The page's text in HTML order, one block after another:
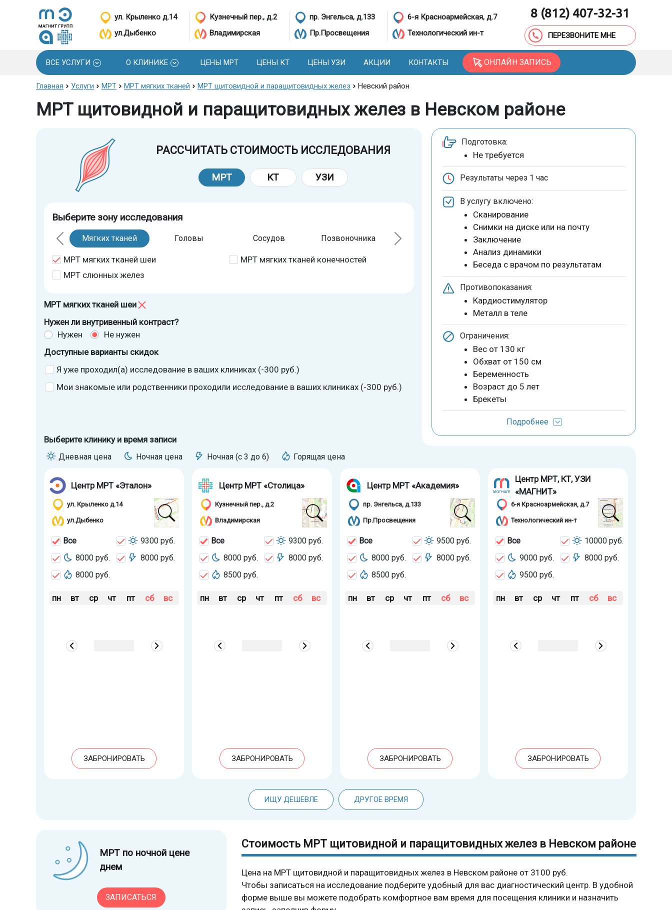
ул. Крыленко д.14
ул.Дыбенко
Кузнечный пер., д.2
Владимирская
пр. Энгельса, д.133
Пр.Просвещения
6-я Красноармейская, д.7
Технологический ин-т
8 (812) 407-32-31
ПЕРЕЗВОНИТЕ МНЕ
ВСЕ УСЛУГИ О КЛИНИКЕ ЦЕНЫ МРТ ЦЕНЫ КТ ЦЕНЫ УЗИ АКЦИИ КОНТАКТЫ ОНЛАЙН ЗАПИСЬ
Главная Услуги МРТ МРТ мягких тканей МРТ щитовидной и паращитовидных желез Невский район
МРТ щитовидной и паращитовидных желез в Невском районе
РАССЧИТАТЬ СТОИМОСТЬ ИССЛЕДОВАНИЯ
МРТ КТ УЗИ
Выберите зону исследования
Мягких тканей Головы Сосудов Позвоночника
МРТ мягких тканей шеи
МРТ мягких тканей конечностей
МРТ слюнных желез
МРТ мягких тканей шеи
Нужен ли внутривенный контраст?
Нужен
Не нужен
Доступные варианты скидок
Я уже проходил(а) исследование в ваших клиниках (-300 руб.)
Мои знакомые или родственники проходили исследование в ваших клиниках (-300 руб.)
Выберите клинику и время записи
Подготовка:
Не требуется
Результаты через 1 час
В услугу включено:
Сканирование
Снимки на диске или на почту
Заключение
Анализ динамики
Беседа с врачом по результатам
Противопоказания:
Кардиостимулятор
Металл в теле
Ограничения:
Вес от 130 кг
Обхват от 150 см
Беременность
Возраст до 5 лет
Брекеты
Подробнее
Дневная цена Ночная цена Ночная (с 3 до 6) Горящая цена
Центр МРТ «Эталон»
ул. Крыленко д.14
ул.Дыбенко
Все
9300 руб.
8000 руб.
8000 руб.
8000 руб.
пн вт ср чт пт сб вс
ЗАБРОНИРОВАТЬ
Центр МРТ «Столица»
Кузнечный пер., д.2
Владимирская
Все
9300 руб.
8000 руб.
8000 руб.
8500 руб.
пн вт ср чт пт сб вс
ЗАБРОНИРОВАТЬ
Центр МРТ «Академия»
пр. Энгельса, д.133
Пр.Просвещения
Все
9500 руб.
8000 руб.
8000 руб.
8500 руб.
пн вт ср чт пт сб вс
ЗАБРОНИРОВАТЬ
Центр МРТ, КТ, УЗИ
«МАГНИТ»
6-я Красноармейская, д.7
Технологический ин-т
Все
10000 руб.
9000 руб.
8000 руб.
9500 руб.
пн вт ср чт пт сб вс
ЗАБРОНИРОВАТЬ
ИЩУ ДЕШЕВЛЕ ДРУГОЕ ВРЕМЯ
МРТ по ночной цене
днем
ЗАПИСАТЬСЯ
Стоимость МРТ щитовидной и паращитовидных желез в Невском районе
Цена на МРТ щитовидной и паращитовидных желез в Невском районе от 3100 руб.
Чтобы записаться на исследование подберите удобный для вас диагностический центр. В удобной
форме выше вы можете подобрать комфортное вам время для посещения клиники и назначить